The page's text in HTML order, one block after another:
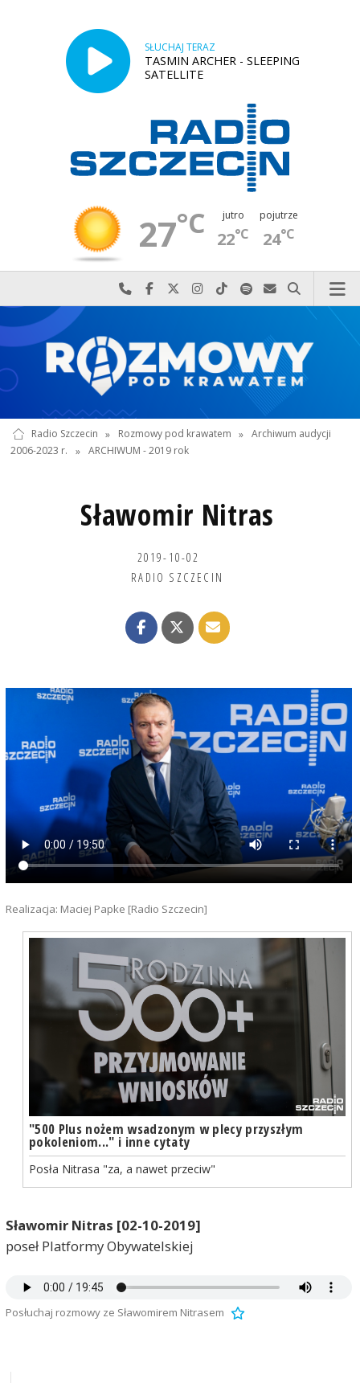
SŁUCHAJ TERAZ
TASMIN ARCHER - SLEEPING
SATELLITE
27°C jutro
22°C
pojutrze
24°C
Najlepiej po prostu do nas zadzwoń
Odwiedź nas na Facebook-u
Odwiedź nas na X
Odwiedź nas na Instagram-ie
Odwiedź nas na TikTok-u
Szukaj nas na Spotify
Wyślij do nas
Szukaj
Radio Szczecin » Rozmowy pod krawatem » Archiwum audycji
2006-2023 r.
» ARCHIWUM - 2019 rok
Sławomir Nitras
2019-10-02
RADIO SZCZECIN
Realizacja: Maciej Papke [Radio Szczecin]
"500 Plus nożem wsadzonym w plecy przyszłym
pokoleniom..." i inne cytaty
Posła Nitrasa "za, a nawet przeciw"
Sławomir Nitras [02-10-2019]
poseł Platformy Obywatelskiej
Posłuchaj rozmowy ze Sławomirem Nitrasem